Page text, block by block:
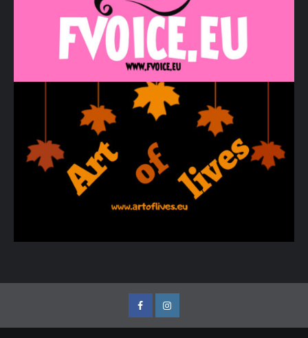
FacebookInstagram